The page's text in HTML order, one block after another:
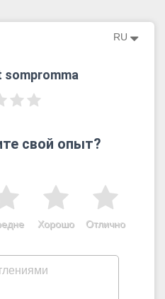
RU
sompromma
свой опыт?
Отлично
Хорошо